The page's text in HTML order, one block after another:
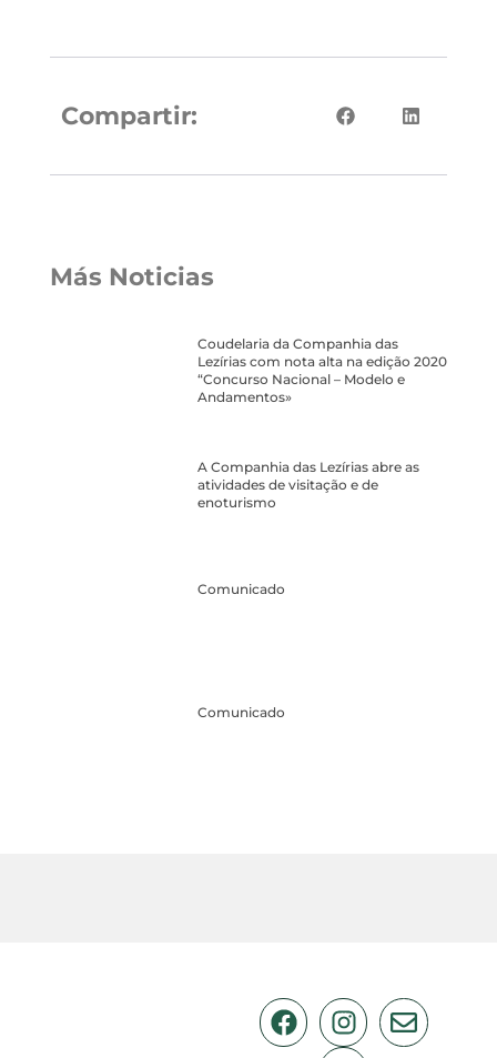
Compartir:
Más Noticias
Coudelaria da Companhia das
Lezírias com nota alta na edição 2020
“Concurso Nacional – Modelo e
Andamentos»
A Companhia das Lezírias abre as
atividades de visitação e de
enoturismo
Comunicado
Comunicado